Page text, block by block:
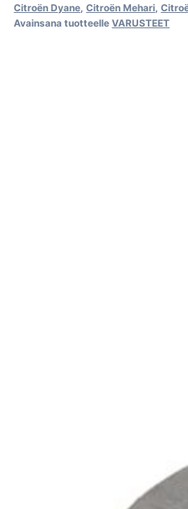
Citroën Dyane ,Citroën Mehari ,
Avainsana tuotteelleVARUSTEET